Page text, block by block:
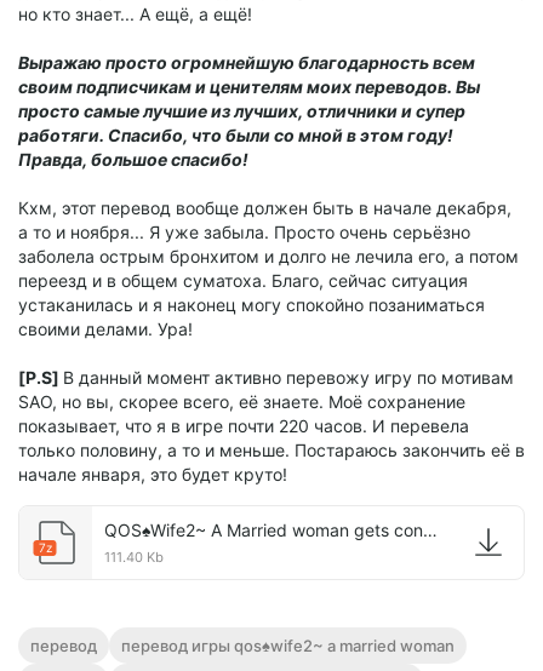
но кто знает... А ещё, а ещё!
Выражаю просто огромнейшую благодарность всем
своим подписчикам и ценителям моих переводов. Вы
просто самые лучшие из лучших, отличники и супер
работяги. Спасибо, что были со мной в этом году!
Правда, большое спасибо!
Кхм, этот перевод вообще должен быть в начале декабря,
а то и ноября... Я уже забыла. Просто очень серьёзно
заболела острым бронхитом и долго не лечила его, а потом
переезд и в общем суматоха. Благо, сейчас ситуация
устаканилась и я наконец могу спокойно позаниматься
своими делами. Ура!
[P.S] В данный момент активно перевожу игру по мотивам
SAO, но вы, скорее всего, её знаете. Моё сохранение
показывает, что я в игре почти 220 часов. И перевела
только половину, а то и меньше. Постараюсь закончить её в
начале января, это будет круто!
7z
QOS♠Wife2~ A Married woman gets conquered and corrupted by a huge black cock.7z
111.40 Kb
перевод
перевод игры qos♠wife2~ a married woman